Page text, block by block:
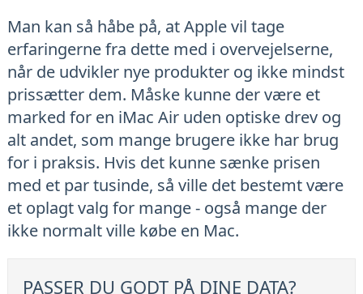
Man kan så håbe på, at Apple vil tage
erfaringerne fra dette med i overvejelserne,
når de udvikler nye produkter og ikke mindst
prissætter dem. Måske kunne der være et
marked for en iMac Air uden optiske drev og
alt andet, som mange brugere ikke har brug
for i praksis. Hvis det kunne sænke prisen
med et par tusinde, så ville det bestemt være
et oplagt valg for mange - også mange der
ikke normalt ville købe en Mac.
PASSER DU GODT PÅ DINE DATA?